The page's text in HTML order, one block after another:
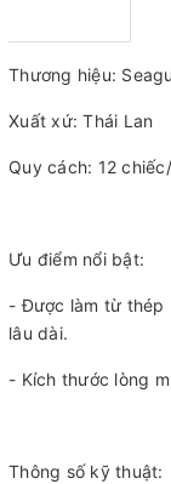
Thương hiệu:
Xuất xứ: Thái Lan
Quy cách: 12
Ưu điểm nổi bật:
- Được làm từ thép
lâu dài.
- Kích thước lòng
Thông số kỹ thuật: